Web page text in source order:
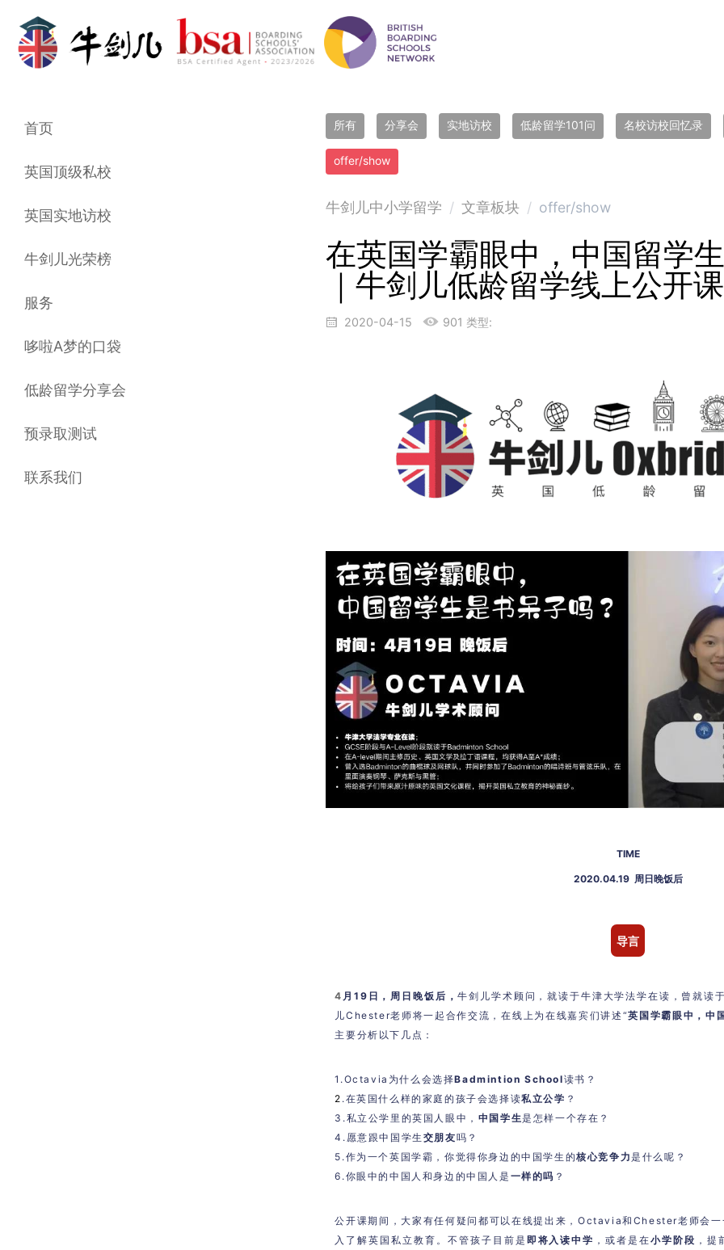
首页
英国顶级私校
英国实地访校
牛剑儿光荣榜
服务
哆啦A梦的口袋
低龄留学分享会
预录取测试
联系我们
所有 分享会 实地访校 低龄留学101问 名校访校回忆录
offer/show
牛剑儿中小学留学 / 文章板块 / offer/show
在英国学霸眼中，中国留学
｜牛剑儿低龄留学线上公开课
2020-04-15 901 类型:
TIME
2020.04.19 周日晚饭后
导言
4 月19日，周日晚饭后 ，牛剑儿学术顾问，就读于牛津大学法学在读，曾就
儿Chester老师将一起合作交流，在线上为在线嘉宾们讲述“英国学霸眼中，中
主要分析以下几点：
1.Octavia为什么会选择Badmintion School读书？
2 .在英国什么样的家庭的孩子会选择读私立公学 ？
3.私立公学里的英国人眼中， 中国学生是怎样一个存在？
4.愿意跟中国学生 交朋友吗？
5.作为一个英国学霸，你觉得你身边的中国学生的核心竞争力是什么呢？
6.你眼中的中国人和身边的中国人是 一样的吗 ？
公开课期间，大家有任何疑问都可以在线提出来，Octavia和Chester老师会
入了解英国私立教育。不管孩子目前是 即将入读中学 ，或者是在小学阶段 ，提